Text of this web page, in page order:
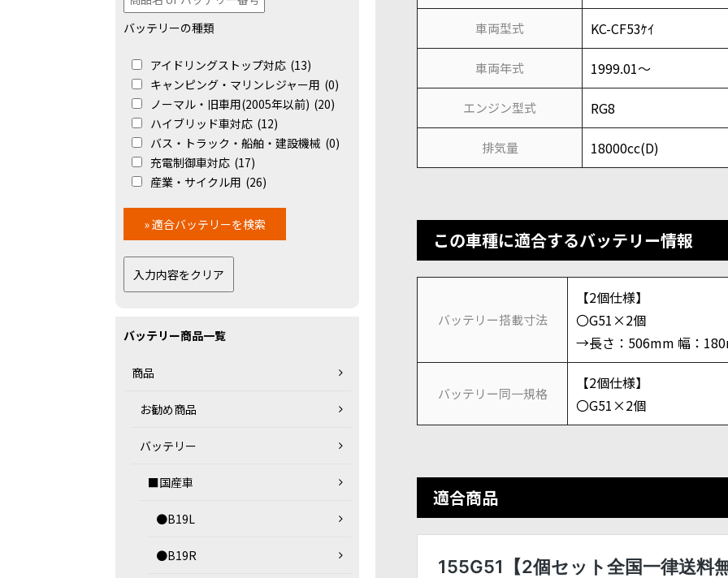
車両型式 KC-CF53ｹｲ
車両年式 1999.01～
エンジン型式 RG8
排気量 18000cc(D)
この車種に適合するバッテリー情報
バッテリー搭載寸法
【2個仕様】
〇G51×2個
→長さ：506mm 幅：
バッテリー同一規格
【2個仕様】
〇G51×2個
適合商品
バッテリーの種類
アイドリングストップ対応 (13)
キャンピング・マリンレジャー用 (0)
ノーマル・旧車用(2005年以前) (20)
ハイブリッド車対応 (12)
バス・トラック・船舶・建設機械 (0)
充電制御車対応 (17)
産業・サイクル用 (26)
バッテリー商品一覧
商品
お勧め商品
バッテリー
■国産車
●B19L
●B19R